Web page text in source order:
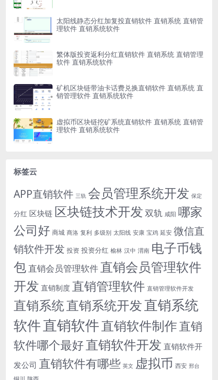
太阳线静态分红加复投直销软件 直销系统 直销管
理软件 直销系统软件
繁体版投资返利分红直销软件 直销系统 直销管理
软件 直销系统软件
矿机区块链带油卡话费兑换直销软件 直销系统 直
销管理软件 直销系统软件
虚拟币区块链挖矿系统直销软件 直销系统 直销管
理软件 直销系统软件
标签云
APP直销软件 三轨 会员管理系统开发 保定
分红 区块链 区块链技术开发 双轨 咸阳 哪家
公司好 商城 商洛 复利 多级别 太阳线 安康 宝鸡 延安 微信直
销软件开发 投资 投资分红 榆林 汉中 渭南 电子币钱
包 直销会员管理软件 直销会员管理软件
开发 直销制度 直销管理软件 直销管理软件开发
直销系统直销系统开发直销系统
软件直销软件直销软件制作直销
软件哪个最好直销软件开发 直销软件开
发公司 直销软件有哪些 英文 虚拟币 西安 邢台